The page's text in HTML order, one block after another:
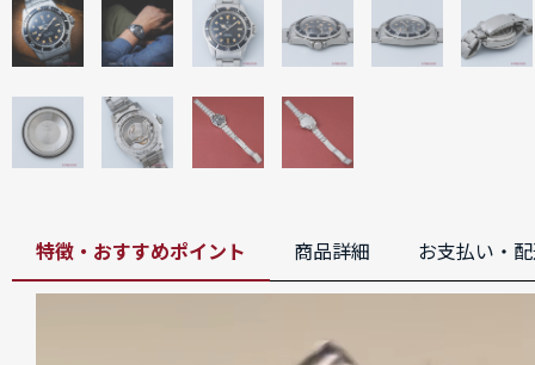
特徴・おすすめポイント 商品詳細 お支払い・